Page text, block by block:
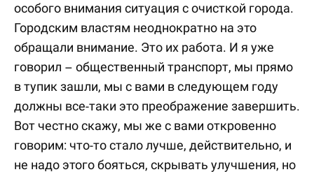
особого внимания ситуация с очисткой города.
Городским властям неоднократно на это
обращали внимание. Это их работа. И я уже
говорил – общественный транспорт, мы прямо
в тупик зашли, мы с вами в следующем году
должны все-таки это преображение завершить.
Вот честно скажу, мы же с вами откровенно
говорим: что-то стало лучше, действительно, и
не надо этого бояться, скрывать улучшения, но